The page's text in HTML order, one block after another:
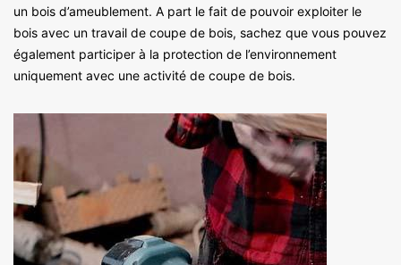
un bois d’ameublement. A part le fait de pouvoir exploiter le
bois avec un travail de coupe de bois, sachez que vous pouvez
également participer à la protection de l’environnement
uniquement avec une activité de coupe de bois.